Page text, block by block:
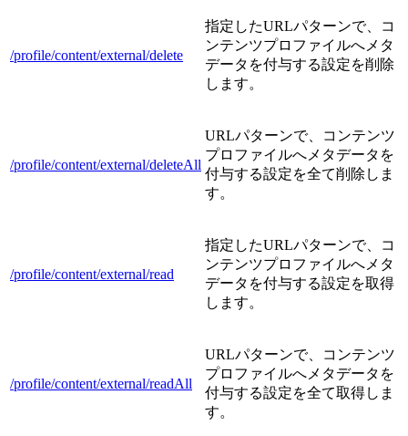
/profile/content/external/delete
指定したURLパターンで、コ
ンテンツプロファイルへメタ
データを付与する設定を削除
します。
/profile/content/external/deleteAll
URLパターンで、コンテンツ
プロファイルへメタデータを
付与する設定を全て削除しま
す。
/profile/content/external/read
指定したURLパターンで、コ
ンテンツプロファイルへメタ
データを付与する設定を取得
します。
/profile/content/external/readAll
URLパターンで、コンテンツ
プロファイルへメタデータを
付与する設定を全て取得しま
す。